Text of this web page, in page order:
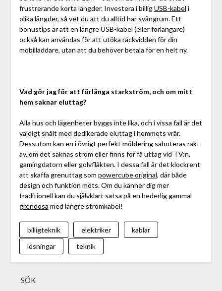
frustrerande korta längder. Investera i billigUSB-kabel i
olika längder, så vet du att du alltid har svängrum. Ett
bonustips är att en längre USB-kabel (eller förlängare)
också kan användas för att utöka räckvidden för din
mobilladdare, utan att du behöver betala för en helt ny.
Vad gör jag för att förlänga starkström, och om mitt
hem saknar eluttag?
Alla hus och lägenheter byggs inte lika, och i vissa fall är det
väldigt snålt med dedikerade eluttag i hemmets vrår.
Dessutom kan en i övrigt perfekt möblering saboteras rakt
av, om det saknas ström eller finns för få uttag vid TV:n,
gamingdatorn eller golvfläkten. I dessa fall är det klockrent
att skaffa grenuttag som powercube original, där både
design och funktion möts. Om du känner dig mer
traditionell kan du självklart satsa på en hederlig gammal
grendosa med längre strömkabel!
billigteknik elektriker
kablar
lösningar
teknik
SÖK